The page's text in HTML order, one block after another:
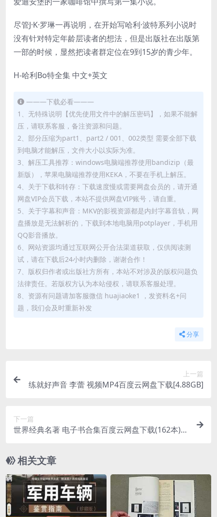
尽管J·K·罗琳一再说明，在开始写哈利·波特系列小说时
没有针对特定年龄层读者的想法，但是出版社在出版第
一部的时候，显然把读者群定位在9到15岁的青少年。
H-哈利Bo特全集 中文+英文
———下载必看———
1、无特殊说明【优先使用文件中的解压密码】，如果不能解
压，请联系客服，备注资源和问题。
2、部分压缩为part1、part2 / 001、002类型 需要全部下载
到电脑才能解压，文件大小以实际为准。
3、解压工具推荐：windows电脑端推荐使用bandizip（最
新版），苹果电脑端推荐使用KEKA，不要在手机上解压。
4、关于下载和转存：下载速度慢或需要网盘会员的，请开通
网盘VIP会员下载，本站不提供网盘VIP账号，请自重。
5、关于字幕和声音：MKV的影视资源都是内封字幕音轨，网
盘播放是无法解析的，下载到本地电脑用potplayer，手机用
QQ影音播放。
6、网站资源均通过互联网公开合法渠道获取，仅供阅读测
试，请在下载后24小时内删除，谢谢合作！
7、版权归作者或出版社方所有，本站不对涉及的版权问题负
法律责任。若版权方认为本站侵权，请联系客服处理。
8、资源有问题请加客服微信 huajiaoke1 ，发资料名+问
题，我们会及时重新补发
分享
上一篇
练就好声音 李蕾 视频MP4百度云网盘下载[4.88GB]
下一篇
世界经典名著 电子书合集百度云网盘下载(162本)[T
相关文章